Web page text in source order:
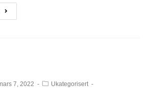
7, 2022
Ukategorisert